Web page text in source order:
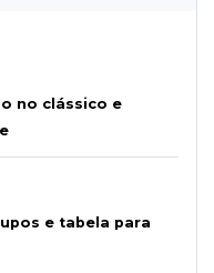
no clássico e
e tabela para